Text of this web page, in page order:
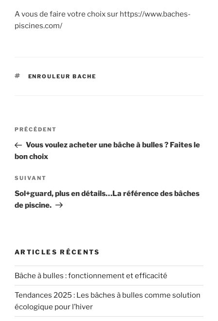
A vous de faire votre choix sur https://www.baches-
piscines.com/
ÉTIQUETTES
ENROULEUR BACHE
Navigation
l’article
Article
précédent
PRÉCÉDENT
Vous voulez acheter une bâche à bulles ? Faites le
bon choix
Article
suivant
SUIVANT
Sol+guard, plus en détails…La référence des bâches
de piscine.
ARTICLES RÉCENTS
Bâche à bulles : fonctionnement et efficacité
Tendances 2025 : Les bâches à bulles comme solution
écologique pour l’hiver